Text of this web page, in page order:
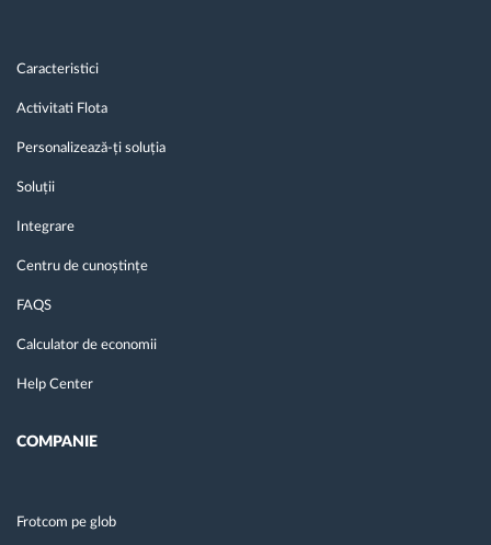
Caracteristici
Activitati Flota
Personalizează-ți soluția
Soluții
Integrare
Centru de cunoștințe
FAQS
Calculator de economii
Help Center
COMPANIE
Frotcom pe glob